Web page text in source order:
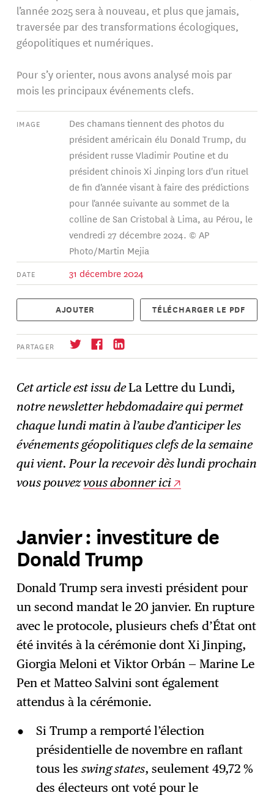
l’année 2025 sera à nouveau, et plus que jamais,
traversée par des transformations écologiques,
géopolitiques et numériques.
Pour s’y orienter, nous avons analysé mois par
mois les principaux événements clefs.
IMAGE
Des chamans tiennent des photos du
président américain élu Donald Trump, du
président russe Vladimir Poutine et du
président chinois Xi Jinping lors d'un rituel
de fin d'année visant à faire des prédictions
pour l'année suivante au sommet de la
colline de San Cristobal à Lima, au Pérou, le
vendredi 27 décembre 2024. © AP
Photo/Martin Mejia
DATE 31 décembre 2024
AJOUTER TÉLÉCHARGER LE PDF
PARTAGER
→ S'abonner
Cet article est issu deLa Lettre du Lundi,
notre newsletter hebdomadaire qui permet
chaque lundi matin à l’aube d’anticiper les
événements géopolitiques clefs de la semaine
qui vient. Pour la recevoir dès lundi prochain
vous pouvezvous abonner ici
Janvier : investiture de
Donald Trump
Donald Trump sera investi président pour
un second mandat le 20 janvier. En rupture
avec le protocole, plusieurs chefs d’État ont
été invités à la cérémonie dont Xi Jinping,
Giorgia Meloni et Viktor Orbán — Marine Le
Pen et Matteo Salvini sont également
attendus à la cérémonie.
Si Trump a remporté l’élection
présidentielle de novembre en raflant
tous les swing states, seulement 49,72 %
des électeurs ont voté pour le